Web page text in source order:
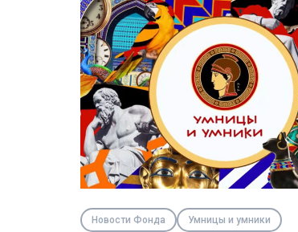
Новости Фонда Умницы и умники